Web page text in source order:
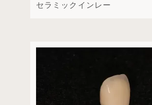
セラミックインレー